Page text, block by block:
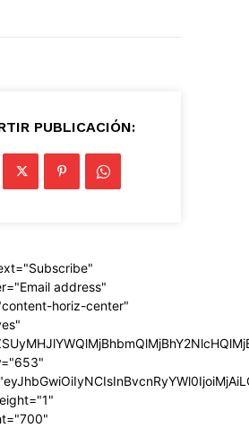
PUBLICACIÓN:
address"
horiz-center"